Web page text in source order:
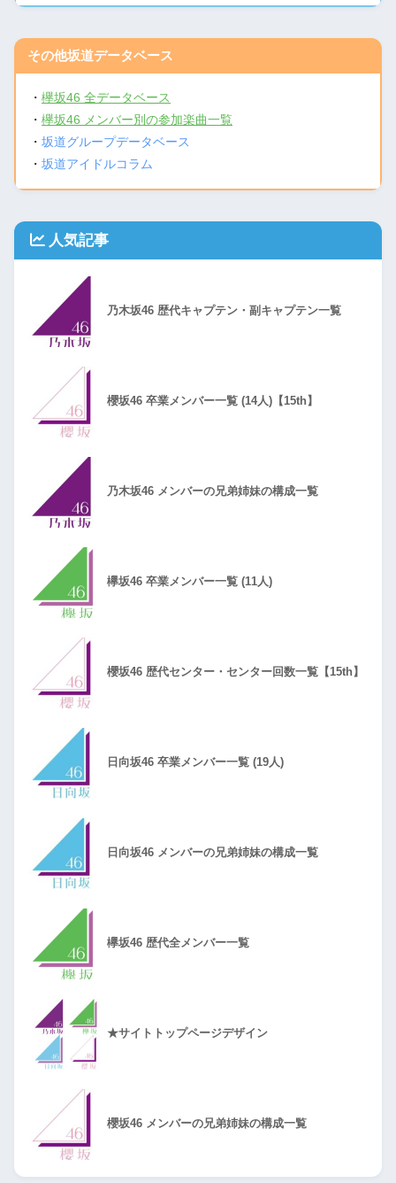
その他坂道データベース
・欅坂46 全データベース
・欅坂46 メンバー別の参加楽曲一覧
・坂道グループデータベース
・坂道アイドルコラム
人気記事
乃木坂46 歴代キャプテン・副キャプテン一覧
櫻坂46 卒業メンバー一覧 (14人)【15th】
乃木坂46 メンバーの兄弟姉妹の構成一覧
欅坂46 卒業メンバー一覧 (11人)
櫻坂46 歴代センター・センター回数一覧【15th】
日向坂46 卒業メンバー一覧 (19人)
日向坂46 メンバーの兄弟姉妹の構成一覧
欅坂46 歴代全メンバー一覧
★サイトトップページデザイン
櫻坂46 メンバーの兄弟姉妹の構成一覧